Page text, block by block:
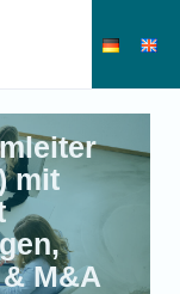
mit
M&A